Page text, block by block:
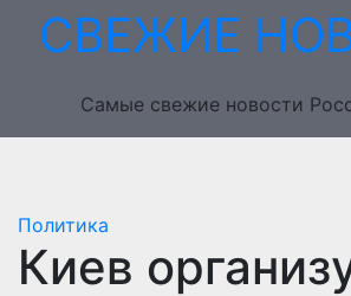
ПерейтиСВЕЖИЕ
Самые свежие новости
Политика
Киев